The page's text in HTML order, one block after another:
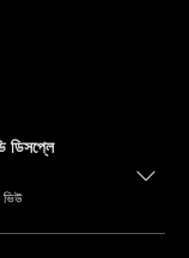
ডিসপ্লে
ভিউ